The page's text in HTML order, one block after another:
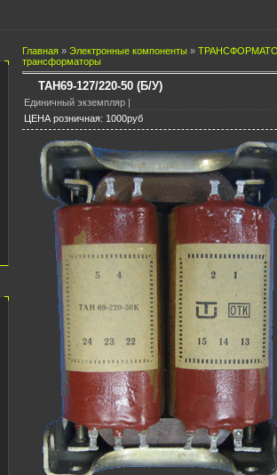
Главная » Электронные компоненты »
трансформаторы
ТАН69-127/220-50 (Б/У)
Единичный экземпляр |
ЦЕНА розничная: 1000руб